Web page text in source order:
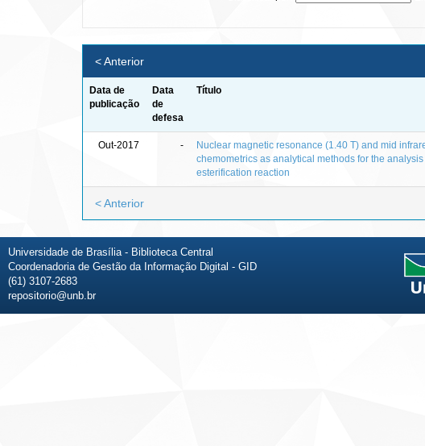
< Anterior
Data de
publicação
Data
de
defesa
Título
Out-2017 -
Nuclear magnetic resonance (1.40 T) and mid
chemometrics as analytical methods for the
esterification reaction
< Anterior
Universidade de Brasília - Biblioteca Central
Coordenadoria de Gestão da Informação Digital - GID
(61) 3107-2683
repositorio@unb.br